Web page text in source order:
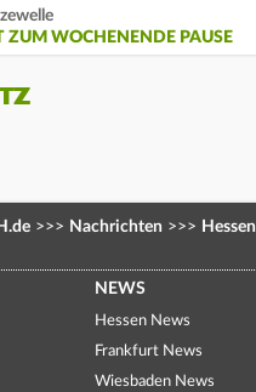
WOCHENENDE PAUSE
>>> Nachrichten >>> Hessen
NEWS
Hessen News
Frankfurt News
Wiesbaden News